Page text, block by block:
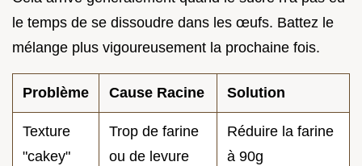
le temps de se dissoudre dans les œufs. Battez le
mélange plus vigoureusement la prochaine fois.
Problème Cause Racine Solution
Texture
"cakey"
Trop de farine
ou de levure
Réduire la farine
à 90g